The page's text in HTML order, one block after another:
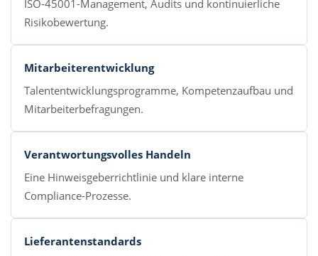
ISO-45001-Management, Audits und kontinuierliche
Risikobewertung.
Mitarbeiterentwicklung
Talententwicklungsprogramme, Kompetenzaufbau und
Mitarbeiterbefragungen.
Verantwortungsvolles Handeln
Eine Hinweisgeberrichtlinie und klare interne
Compliance-Prozesse.
Lieferantenstandards